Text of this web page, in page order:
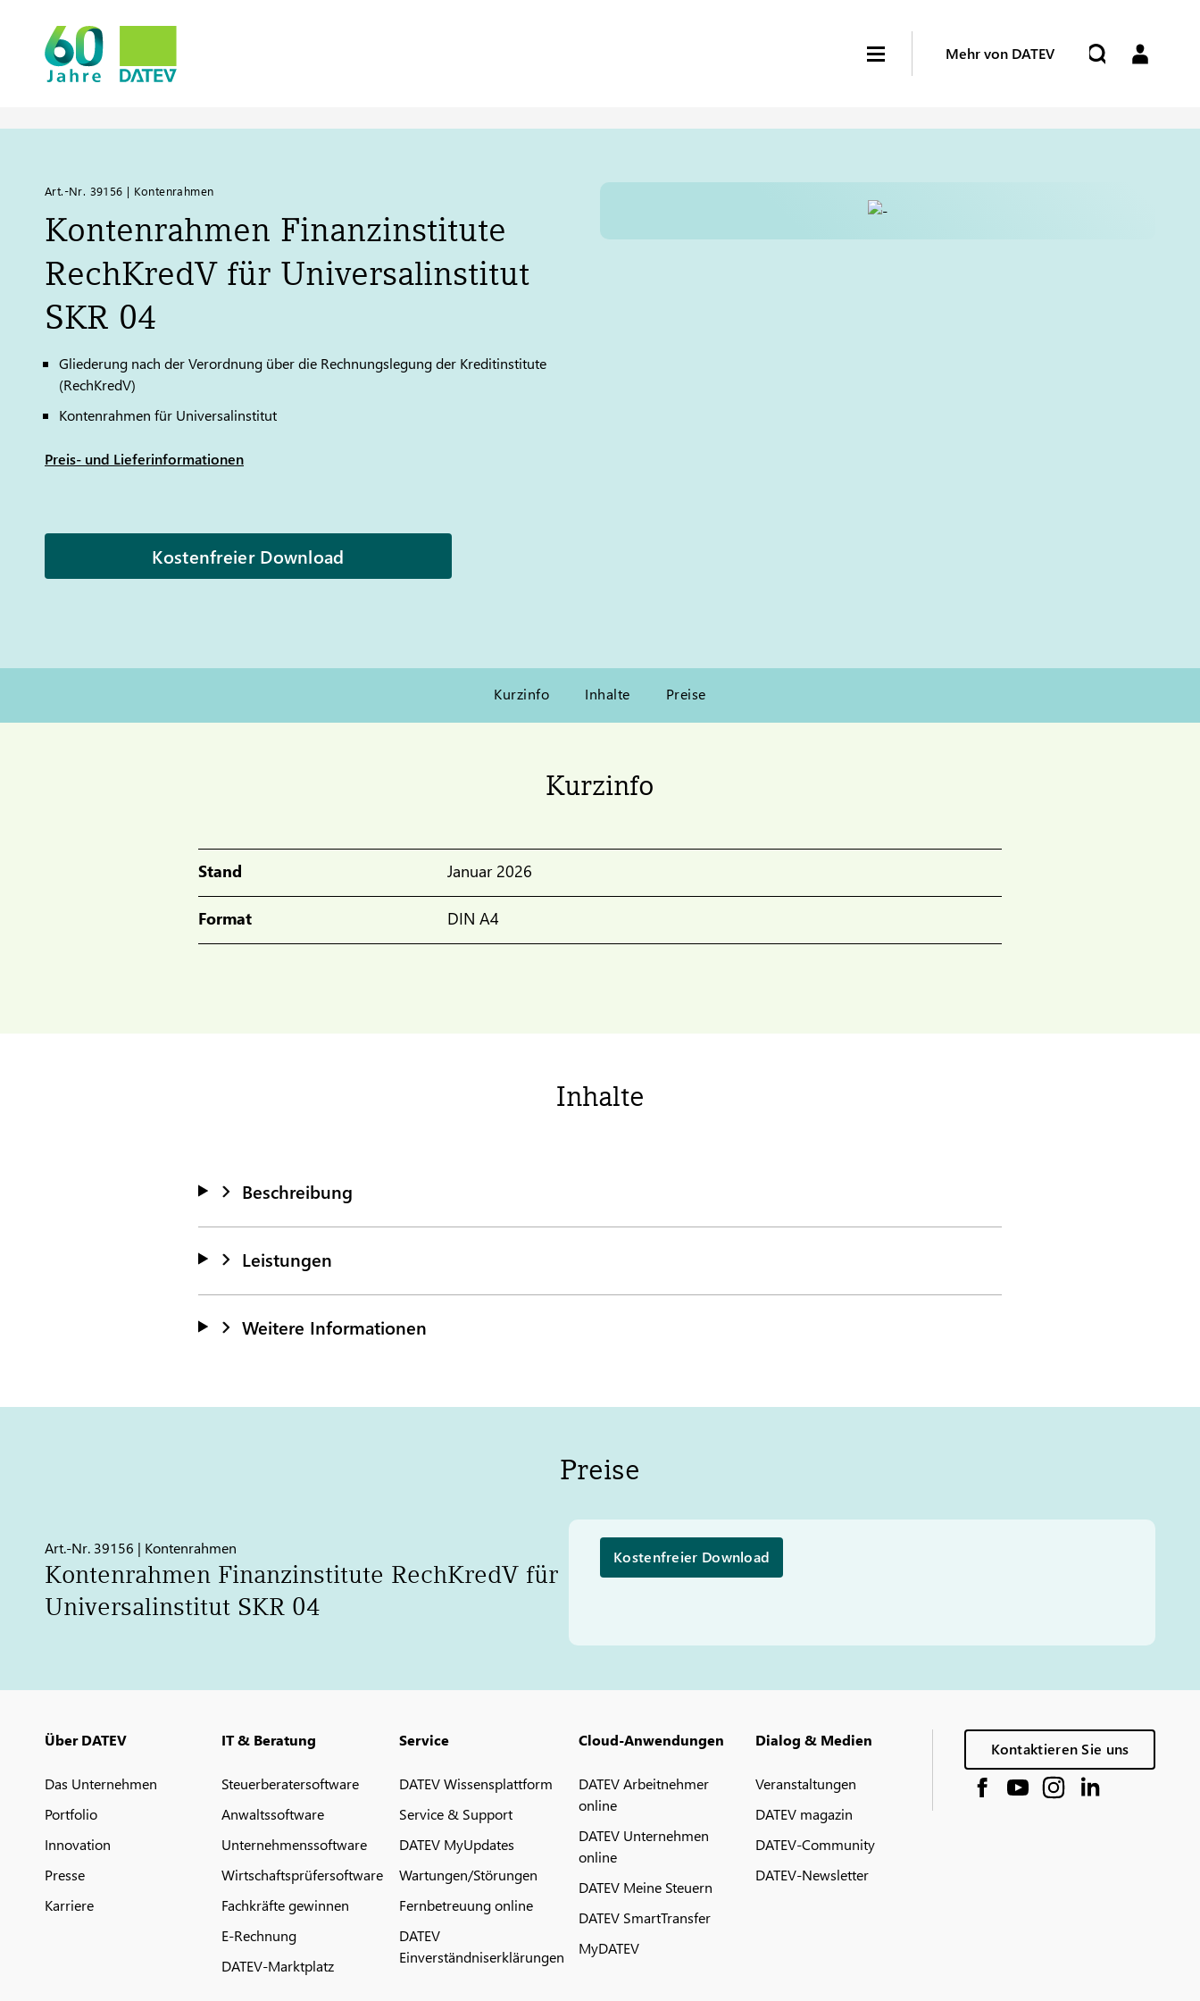
Mehr von DATEV
Art.-Nr. 39156 | Kontenrahmen
Kontenrahmen Finanzinstitute
RechKredV für Universalinstitut
SKR 04
Gliederung nach der Verordnung über die Rechnungslegung der Kreditinstitute
(RechKredV)
Kontenrahmen für Universalinstitut
Preis- und Lieferinformationen
Kostenfreier Download
Kurzinfo Inhalte Preise
Kurzinfo
Stand Januar 2026
Format DIN A4
Inhalte
Beschreibung
Leistungen
Weitere Informationen
Preise
Art.-Nr. 39156 | Kontenrahmen
Kontenrahmen Finanzinstitute RechKredV für
Universalinstitut SKR 04
Kostenfreier Download
Über DATEV
Das Unternehmen
Portfolio
Innovation
Presse
Karriere
IT & Beratung
Steuerberatersoftware
Anwaltssoftware
Unternehmenssoftware
Wirtschaftsprüfersoftware
Fachkräfte gewinnen
E-Rechnung
DATEV-Marktplatz
Service
DATEV Wissensplattform
Service & Support
DATEV MyUpdates
Wartungen/Störungen
Fernbetreuung online
DATEV
Einverständniserklärungen
Cloud-Anwendungen
DATEV Arbeitnehmer
online
DATEV Unternehmen
online
DATEV Meine Steuern
DATEV SmartTransfer
MyDATEV
Dialog & Medien
Veranstaltungen
DATEV magazin
DATEV-Community
DATEV-Newsletter
Kontaktieren Sie uns